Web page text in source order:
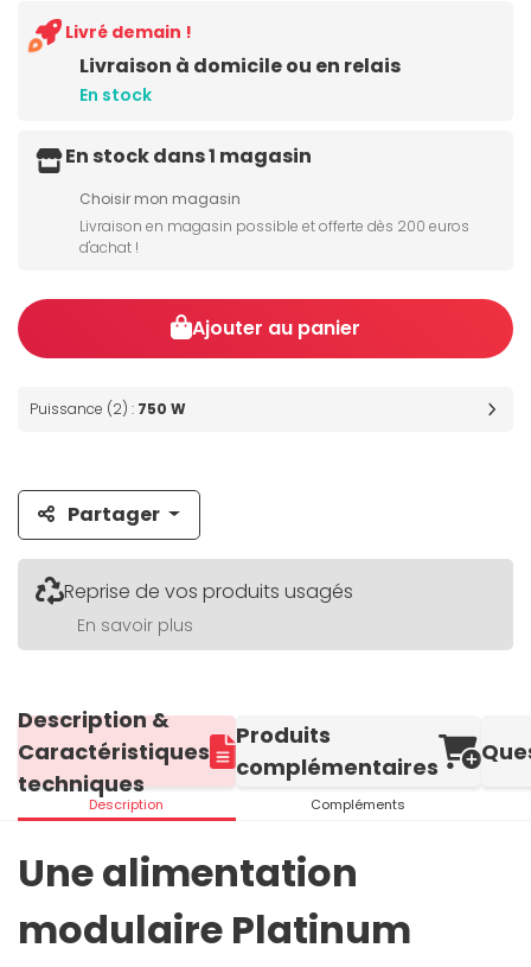
Livraison à domicile ou en relais
En stock
Livré demain !
En stock dans 1 magasin
Choisir mon magasin
Livraison en magasin possible et offerte dès 200 euros
d'achat !
Ajouter au panier
Puissance (2) : 750 W
Partager
Reprise de vos produits usagés
En savoir plus
Description &
Caractéristiques
techniques
Description
Produits
complémentaires
Compléments
Une alimentation
modulaire Platinum